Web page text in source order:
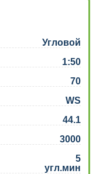
Угловой
1:50
70
WS
44.1
3000
5
угл.мин